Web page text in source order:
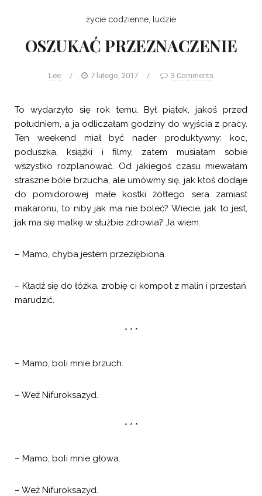
życie codzienne, ludzie
OSZUKAĆ PRZEZNACZENIE
Lee / 7 lutego, 2017 / 3 Comments
To wydarzyło się rok temu. Był piątek, jakoś przed
południem, a ja odliczałam godziny do wyjścia z pracy.
Ten weekend miał być nader produktywny: koc,
poduszka, książki i filmy, zatem musiałam sobie
wszystko rozplanować. Od jakiegoś czasu miewałam
straszne bóle brzucha, ale umówmy się, jak ktoś dodaje
do pomidorowej małe kostki żółtego sera zamiast
makaronu, to niby jak ma nie boleć? Wiecie, jak to jest,
jak ma się matkę w służbie zdrowia? Ja wiem.
– Mamo, chyba jestem przeziębiona.
– Kładź się do łóżka, zrobię ci kompot z malin i przestań
marudzić.
* * *
– Mamo, boli mnie brzuch.
– Weź Nifuroksazyd.
* * *
– Mamo, boli mnie głowa.
– Weź Nifuroksazyd.